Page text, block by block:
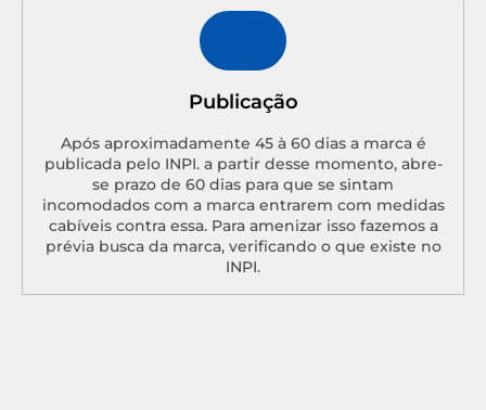
Publicação
Após aproximadamente 45 à 60 dias a marca é
publicada pelo INPI. a partir desse momento, abre-
se prazo de 60 dias para que se sintam
incomodados com a marca entrarem com medidas
cabíveis contra essa. Para amenizar isso fazemos a
prévia busca da marca, verificando o que existe no
INPI.